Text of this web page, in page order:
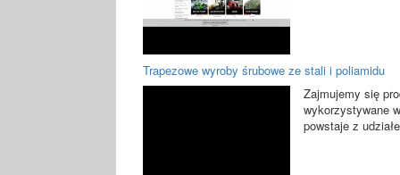
Trapezowe wyroby śrubowe ze stali i poliamidu
Zajmujemy się
wykorzystywane
powstaje z